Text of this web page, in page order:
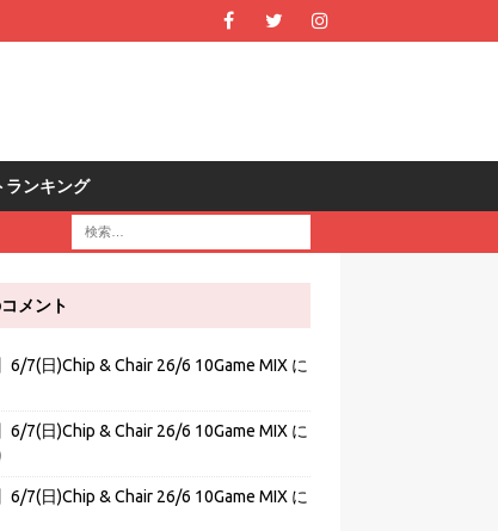
ランキング
メント
6/7(日)Chip & Chair 26/6 10Game MIX に
6/7(日)Chip & Chair 26/6 10Game MIX に
6/7(日)Chip & Chair 26/6 10Game MIX に